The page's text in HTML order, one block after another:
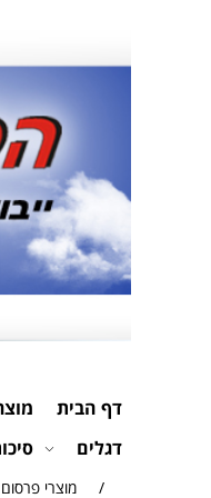
דף הבית
דגלים
/ מוצרי